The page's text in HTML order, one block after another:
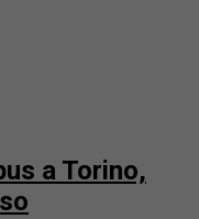
a Torino,